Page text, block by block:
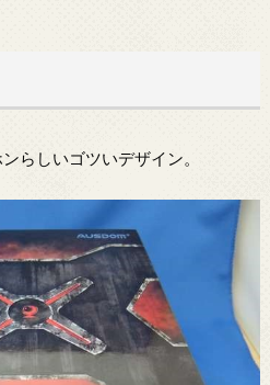
らしいゴツいデザイン。